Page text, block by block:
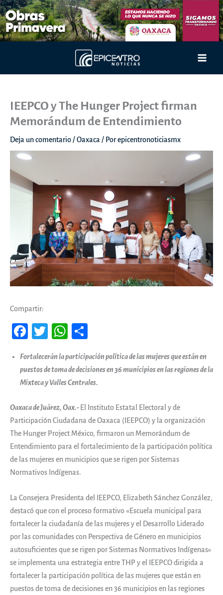
Ir
al
contenido
IEEPCO y The Hunger Project firman
Memorándum de Entendimiento
Deja un comentario/Oaxaca / Porepicentronoticiasmx
Compartir:
Fa
b
oo
T
tt
er
W
ts
A
pa
rti
Fortalecerán la participación política de las mujeres que están en
puestos de toma de decisiones en 36 municipios en las regiones de la
Mixteca y Valles Centrales.
Oaxaca de Juárez, Oax.- El Instituto Estatal Electoral y de
Participación Ciudadana de Oaxaca (IEEPCO) y la organización
The Hunger Project México, firmaron un Memorándum de
Entendimiento para el fortalecimiento de la participación política
de las mujeres en municipios que se rigen por Sistemas
Normativos Indígenas.
La Consejera Presidenta del IEEPCO, Elizabeth Sánchez González,
destacó que con el proceso formativo «Escuela municipal para
fortalecer la ciudadanía de las mujeres y el Desarrollo Liderado
por las comunidades con Perspectiva de Género en municipios
autosuficientes que se rigen por Sistemas Normativos Indígenas»
se implementa una estrategia entre THP y el IEEPCO dirigida a
fortalecer la participación política de las mujeres que están en
puestos de toma de decisiones en 36 municipios en las regiones